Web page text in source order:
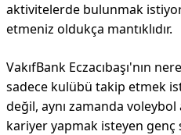
aktivitelerde bulunmak
etmeniz oldukça mantıklıdır.
VakıfBank Eczacıbaşı'nın
sadece kulübü takip etmek
değil, aynı zamanda
kariyer yapmak isteyen